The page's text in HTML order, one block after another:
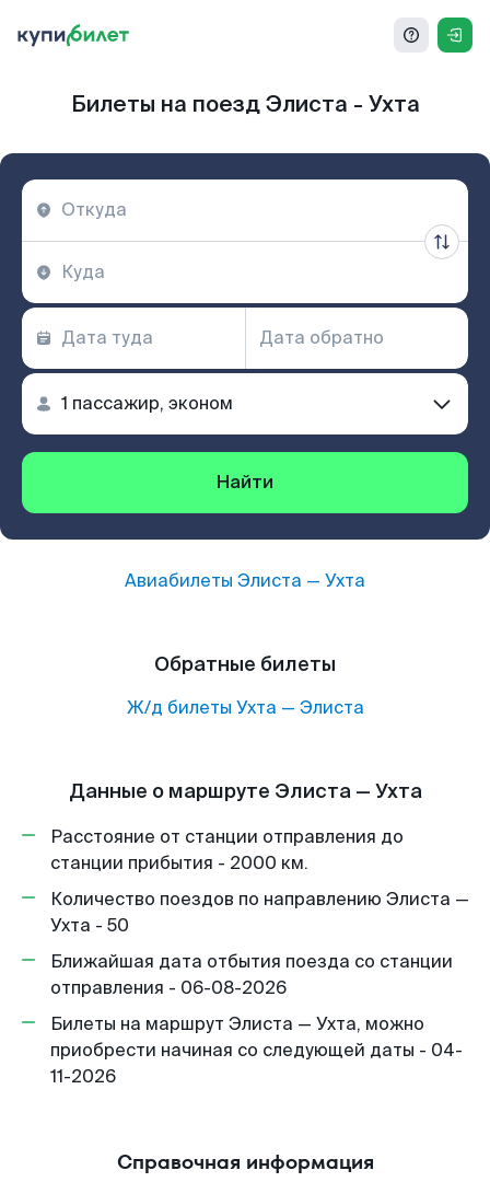
Билеты на поезд Элиста - Ухта
Найти
Авиабилеты Элиста — Ухта
Обратные билеты
Ж/д билеты Ухта — Элиста
Данные о маршруте Элиста — Ухта
Расстояние от станции отправления до
станции прибытия - 2000 км.
Количество поездов по направлению Элиста —
Ухта - 50
Ближайшая дата отбытия поезда со станции
отправления - 06-08-2026
Билеты на маршрут Элиста — Ухта, можно
приобрести начиная со следующей даты - 04-
11-2026
Справочная информация